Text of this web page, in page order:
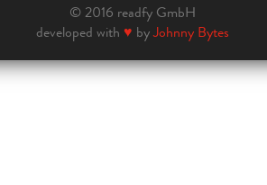
© 2016 readfy GmbH
developed with ♥ byJohnny Bytes